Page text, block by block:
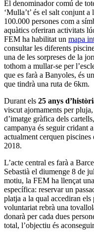
El denominador comú de
‘Mulla’t’ és el salt conjunt
100.000 persones com a
aquàtics oferiran activitats
FEM ha habilitat un mapa
consultar les diferents
una de les sorpreses de la
tothom a mullar-se per
que es farà a Banyoles, és
que tindrà una ruta de 6km.
Durant els 25 anys
viscut ajornaments per
d’imatge gràfica dels
campanya és seguir cridant
actualment cerquen
2018.
L’acte central es farà a
Sebastià el diumenge 8 de
motiu, la FEM ha llençat una
específica: reservar un
platja a la qual accediran
voluntariat rebrà una
donarà per cada dues
total, l’objectiu és